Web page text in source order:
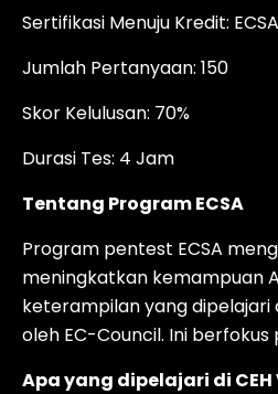
Sertifikasi Menuju Kredit:
Jumlah Pertanyaan: 150
Skor Kelulusan: 70%
Durasi Tes: 4 Jam
Tentang Program ECSA
Program pentest ECSA
meningkatkan kemampuan
keterampilan yang dipelajari
oleh EC-Council. Ini
Apa yang dipelajari di CEH